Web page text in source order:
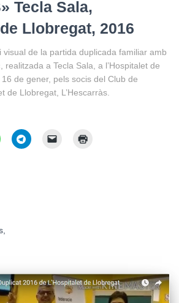
Tecla Sala,
Llobregat, 2016
visual de la partida duplicada familiar amb
realitzada a Tecla Sala, a l’Hospitalet de
de gener, pels socis del Club de
de Llobregat, L’Hescarràs.